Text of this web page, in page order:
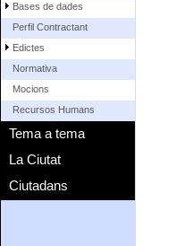
Bases de dades
Perfil Contractant
Edictes
Normativa
Mocions
Recursos Humans
Tema a tema
La Ciutat
Ciutadans